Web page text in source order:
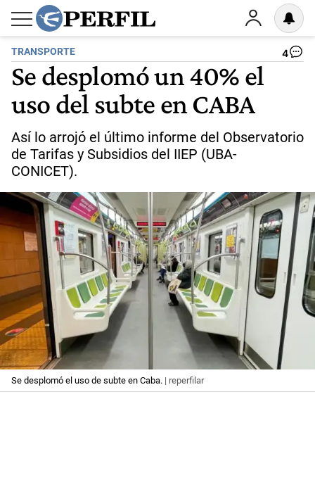
TRANSPORTE 4
Se desplomó un 40% el
uso del subte en CABA
Así lo arrojó el último informe del Observatorio
de Tarifas y Subsidios del IIEP (UBA-
CONICET).
Se desplomó el uso de subte en Caba. | reperfilar